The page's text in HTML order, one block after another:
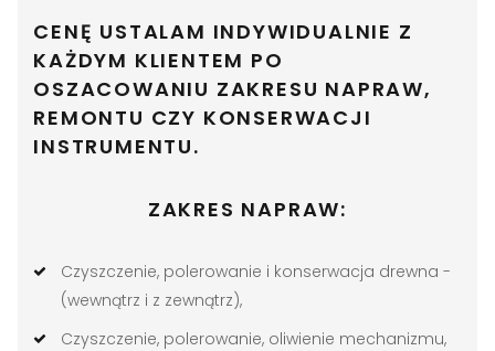
CENĘ USTALAM INDYWIDUALNIE Z
KAŻDYM KLIENTEM PO
OSZACOWANIU ZAKRESU NAPRAW,
REMONTU CZY KONSERWACJI
INSTRUMENTU.
ZAKRES NAPRAW:
Czyszczenie, polerowanie i konserwacja drewna -
(wewnątrz i z zewnątrz),
Czyszczenie, polerowanie, oliwienie mechanizmu,